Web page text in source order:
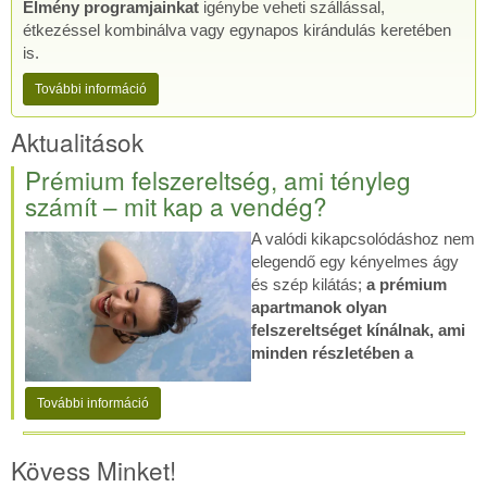
Élmény programjainkat igénybe veheti szállással,
étkezéssel kombinálva vagy egynapos kirándulás keretében
is.
További információ
Aktualitások
Prémium felszereltség, ami tényleg
számít – mit kap a vendég?
A valódi kikapcsolódáshoz nem
elegendő egy kényelmes ágy
és szép kilátás; a prémium
apartmanok olyan
felszereltséget kínálnak, ami
minden részletében a
További információ
Kövess Minket!